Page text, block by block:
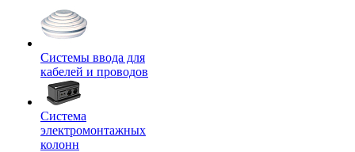
Системы ввода для
кабелей и проводов
Система
электромонтажных
колонн